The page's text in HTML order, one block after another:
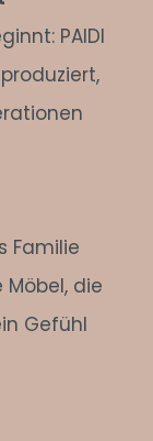
PAIDI
Familie
die
Gefühl